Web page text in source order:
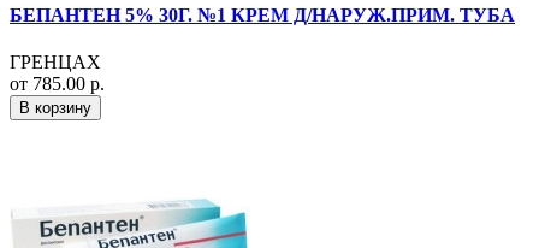
БЕПАНТЕН 5% 30Г. №1 КРЕМ Д/НАРУЖ.ПРИМ. ТУБА
ГРЕНЦАХ
от 785.00 р.
В корзину